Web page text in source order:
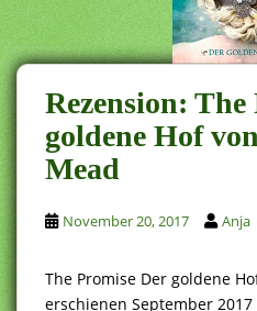
Rezension: The
goldene Hof
Mead
November 20, 2017 Anja
The Promise Der goldene
erschienen September 2017